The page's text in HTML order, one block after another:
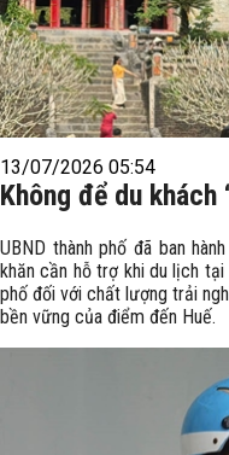
13/07/2026 05:54
Không để du
UBND thành phố đã ban
khăn cần hỗ trợ khi du lịch tại
phố đối với chất lượng trải
bền vững của điểm đến Huế.